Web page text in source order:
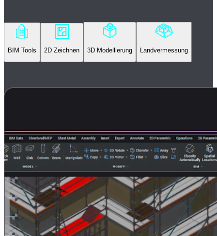
BIM Tools 2D Zeichnen 3D Modellierung Landvermessung